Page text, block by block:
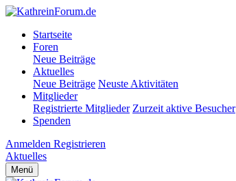
Startseite
Foren
Neue Beiträge
Aktuelles
Neue Beiträge Neuste Aktivitäten
Mitglieder
Registrierte Mitglieder Zurzeit aktive Besucher
Spenden
Anmelden Registrieren
Aktuelles
Menü